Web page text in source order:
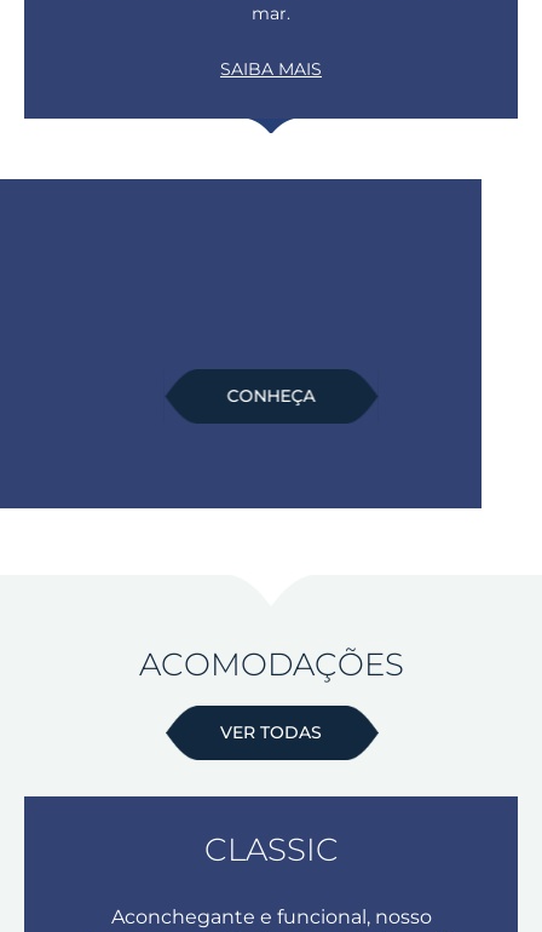
mar.
SAIBA MAIS
CONHEÇA
ACOMODAÇÕES
VER TODAS
CLASSIC
Aconchegante e funcional, nosso